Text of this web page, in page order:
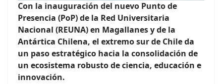
Con la inauguración del nuevo Punto de
Presencia (PoP) de la Red Universitaria
Nacional (REUNA) en Magallanes y de la
Antártica Chilena, el extremo sur de Chile da
un paso estratégico hacia la consolidación de
un ecosistema robusto de ciencia, educación e
innovación.